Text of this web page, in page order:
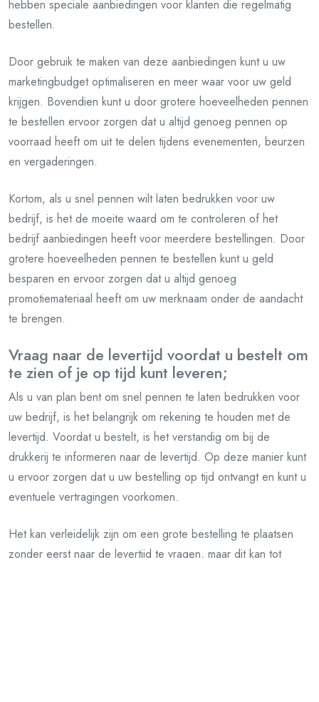
hebben speciale aanbiedingen voor klanten die regelmatig
bestellen.
Door gebruik te maken van deze aanbiedingen kunt u uw
marketingbudget optimaliseren en meer waar voor uw geld
krijgen. Bovendien kunt u door grotere hoeveelheden pennen
te bestellen ervoor zorgen dat u altijd genoeg pennen op
voorraad heeft om uit te delen tijdens evenementen, beurzen
en vergaderingen.
Kortom, als u snel pennen wilt laten bedrukken voor uw
bedrijf, is het de moeite waard om te controleren of het
bedrijf aanbiedingen heeft voor meerdere bestellingen. Door
grotere hoeveelheden pennen te bestellen kunt u geld
besparen en ervoor zorgen dat u altijd genoeg
promotiemateriaal heeft om uw merknaam onder de aandacht
te brengen.
Vraag naar de levertijd voordat u bestelt om
te zien of je op tijd kunt leveren;
Als u van plan bent om snel pennen te laten bedrukken voor
uw bedrijf, is het belangrijk om rekening te houden met de
levertijd. Voordat u bestelt, is het verstandig om bij de
drukkerij te informeren naar de levertijd. Op deze manier kunt
u ervoor zorgen dat u uw bestelling op tijd ontvangt en kunt u
eventuele vertragingen voorkomen.
Het kan verleidelijk zijn om een grote bestelling te plaatsen
zonder eerst naar de levertijd te vragen, maar dit kan tot